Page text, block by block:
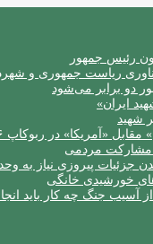
رئیس جمهور
ریاست جمهوری و
دو برابر می‌شود
ایران»
شهید
و مشارکت مردمی
جزئیات پیروزی نیاز به
خورشیدی خانگی
آسیب جنگ چه کار باید